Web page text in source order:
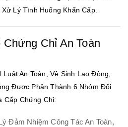
Lý Tình Huống Khẩn Cấp.
Chỉ An Toàn
An Toàn, Vệ Sinh Lao Động,
Được Phân Thành 6 Nhóm Đối
Cấp Chứng Chỉ:
Đảm Nhiệm Công Tác An Toàn,